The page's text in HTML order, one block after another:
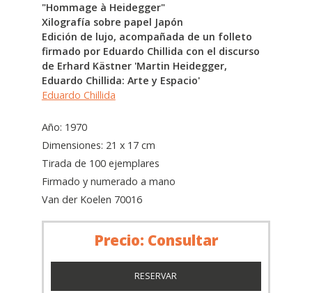
"Hommage à Heidegger"
Xilografía sobre papel Japón
Edición de lujo, acompañada de un folleto
firmado por Eduardo Chillida con el discurso
de Erhard Kästner 'Martin Heidegger,
Eduardo Chillida: Arte y Espacio'
Eduardo Chillida
Año: 1970
Dimensiones: 21 x 17 cm
Tirada de 100 ejemplares
Firmado y numerado a mano
Van der Koelen 70016
Precio: Consultar
RESERVAR